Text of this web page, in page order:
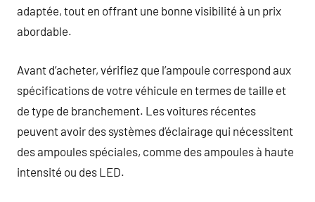
adaptée, tout en offrant une bonne visibilité à un prix
abordable.
Avant d’acheter, vérifiez que l’ampoule correspond aux
spécifications de votre véhicule en termes de taille et
de type de branchement. Les voitures récentes
peuvent avoir des systèmes d’éclairage qui nécessitent
des ampoules spéciales, comme des ampoules à haute
intensité ou des LED.